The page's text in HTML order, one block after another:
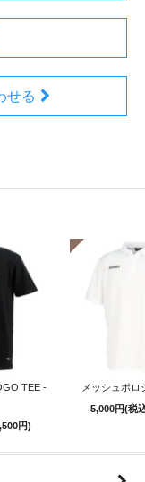
せる
TEE -
円)
メッシュポロ
5,000円(税